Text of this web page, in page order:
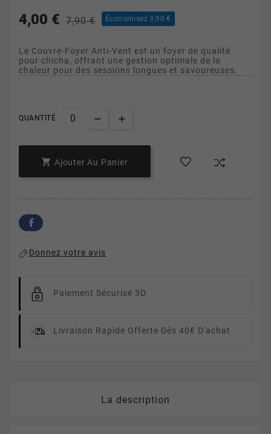
4,00 € 7,90 € Économisez 3,90 €
Le Couvre-Foyer Anti-Vent est un foyer de qualité
pour chicha, offrant une gestion optimale de la
chaleur pour des sessions longues et savoureuses.
QUANTITÉ
 Ajouter Au Panier
Donnez votre avis
Paiement Sécurisé 3D
Livraison Rapide Offerte Dès 40€ D'achat
La description